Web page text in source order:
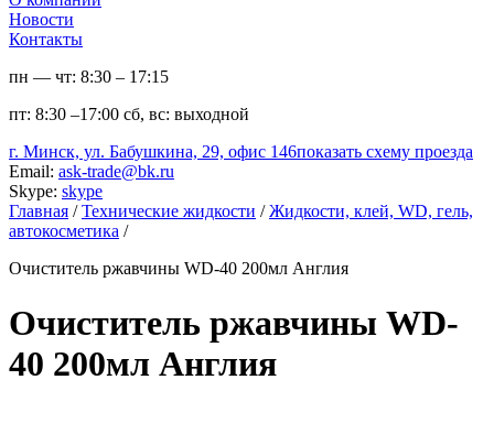
Новости
Контакты
пн — чт: 8:30 – 17:15
пт: 8:30 –17:00 сб, вс: выходной
г. Минск, ул. Бабушкина, 29, офис 146показать схему проезда
Email: ask-trade@bk.ru
Skype: skype
Главная / Технические жидкости / Жидкости, клей, WD, гель,
автокосметика /
Очиститель ржавчины WD-40 200мл Англия
Очиститель ржавчины WD-
40 200мл Англия